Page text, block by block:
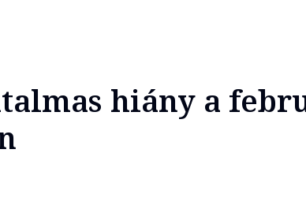
hiány a